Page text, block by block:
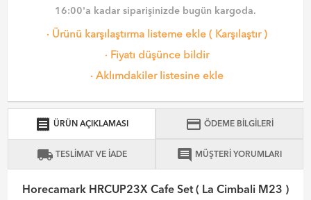
16:00'a kadar siparişinizde bugün kargoda.
· Ürünü karşılaştırma listeme ekle ( Karşılaştır)
· Fiyatı düşünce bildir
· Aklımdakiler listesine ekle
receipt ÜRÜN AÇIKLAMASI credit_card ÖDEME BİLGİLERİ
local_shipping TESLİMAT VE İADE comment MÜŞTERİ YORUMLARI
Horecamark HRCUP23X Cafe Set ( La Cimbali M23 )